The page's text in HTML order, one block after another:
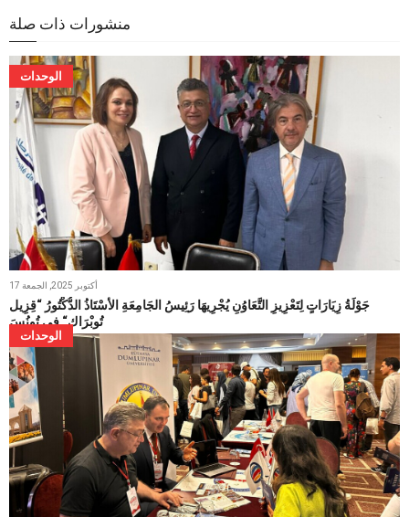
منشورات ذات صلة
الوحدات
17 أكتوبر 2025, الجمعة
جَوْلَةُ زِيَارَاتٍ لِتَعْزِيزِ التَّعَاوُنِ يُجْرِيهَا رَئِيسُ الجَامِعَةِ الأُسْتَاذُ الدُّكْتُورُ “قِزِيل
تُوبْرَاك“ فِي تُونُسَ
الوحدات